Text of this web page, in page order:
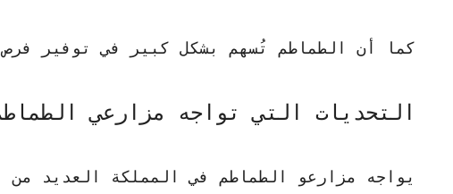
كما أن الطماطم تُسهم بشكل كبير في توفير
التحديات التي تواجه مزارعي
يواجه مزارعو الطماطم في المملكة العديد